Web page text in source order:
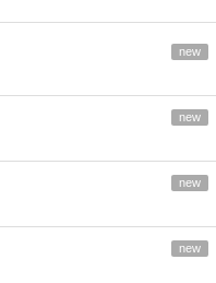
new
new
new
new